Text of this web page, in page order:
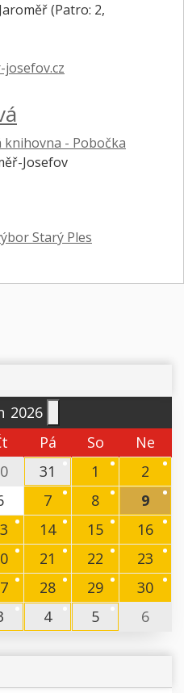
(Patro: 2,
knihovna - Pobočka
Josefov
Starý Ples
2026
Pá So
Ne
31 1
2
7 8
9
14 15
16
21 22
23
28 29
30
4 5 6